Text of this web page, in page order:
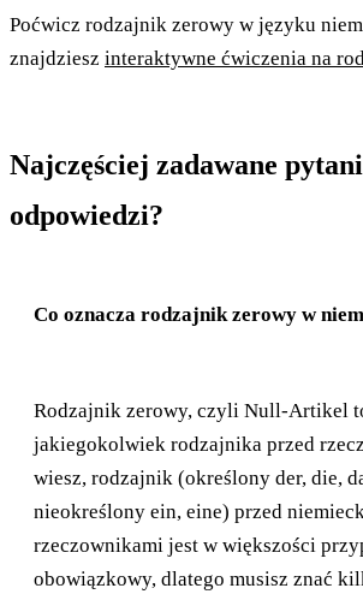
Poćwicz rodzajnik zerowy w języku
znajdziesz interaktywne ćwiczenia na
Najczęściej zadawane
odpowiedzi?
Co oznacza rodzajnik zerowy w
Rodzajnik zerowy, czyli Null-Artikel
jakiegokolwiek rodzajnika przed
wiesz, rodzajnik (określony der, die,
nieokreślony ein, eine) przed
rzeczownikami jest w większości
obowiązkowy, dlatego musisz znać